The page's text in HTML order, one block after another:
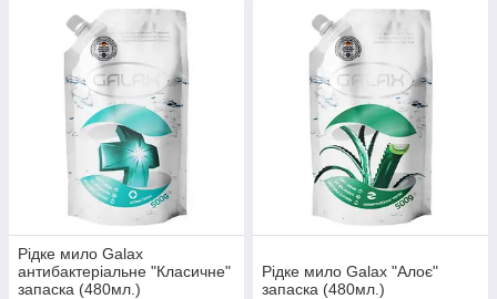
Рідке мило Galax
антибактеріальне "Класичне"
запаска (480мл.)
Рідке мило Galax "Алоє"
запаска (480мл.)